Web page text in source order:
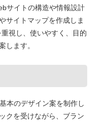
サイトの構造や情報設計
サイトマップを作成しま
視し、使いやすく、目的
します。
本のデザイン案を制作し
クを受けながら、ブラン